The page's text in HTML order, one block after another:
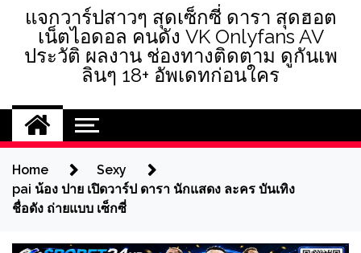
แจกวาร์ปสาวๆ สุดเซ็กซี่ ดารา สุดฮอต
เน็ตไอดอล คนดัง VK Onlyfans AV
ประวัติ ผลงาน ช่องทางติดตาม ดูกันเพ
ลินๆ 18+ อัพเดทก่อนใคร
Home
Sexy
pai น้อง ปาย เปิดวาร์ป ดารา นักแสดง ละคร บันเทิง
ชื่อดัง ถ่ายแบบ เซ็กซี่